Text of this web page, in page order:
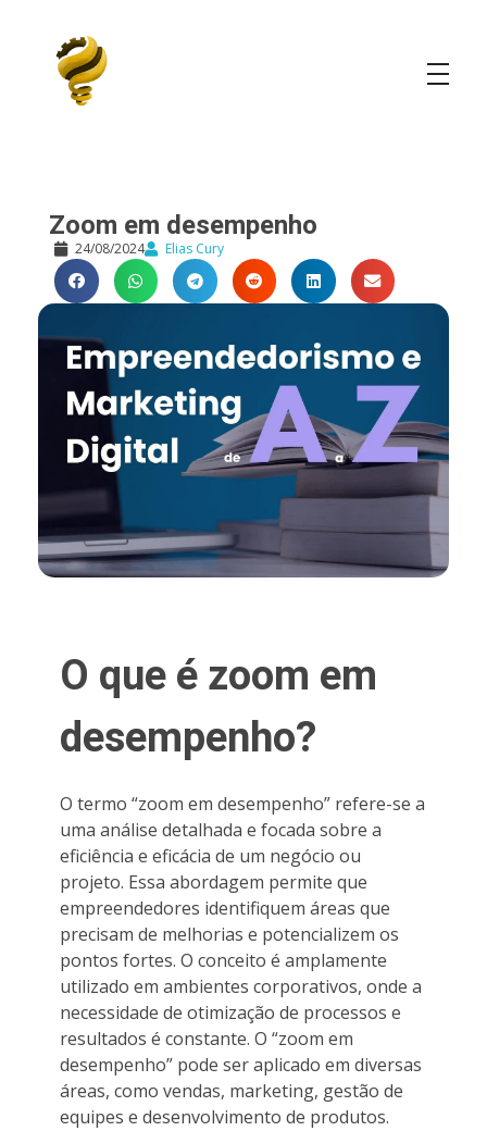
Zoom em desempenho
24/08/2024 Elias Cury
O que é zoom em
desempenho?
O termo “zoom em desempenho” refere-se a
uma análise detalhada e focada sobre a
eficiência e eficácia de um negócio ou
projeto. Essa abordagem permite que
empreendedores identifiquem áreas que
precisam de melhorias e potencializem os
pontos fortes. O conceito é amplamente
utilizado em ambientes corporativos, onde a
necessidade de otimização de processos e
resultados é constante. O “zoom em
desempenho” pode ser aplicado em diversas
áreas, como vendas, marketing, gestão de
equipes e desenvolvimento de produtos.